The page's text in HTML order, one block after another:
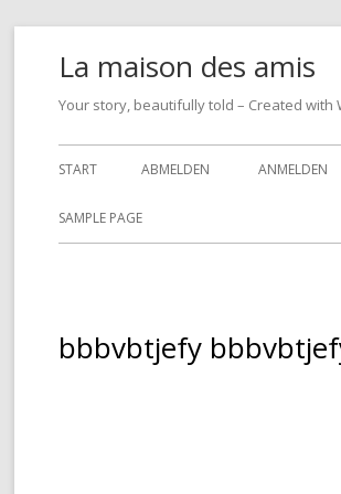
La maison des amis
Your story, beautifully told – Created with
Primäres
Menü
START ABMELDEN ANMELDEN
SAMPLE PAGE
bbbvbtjefy